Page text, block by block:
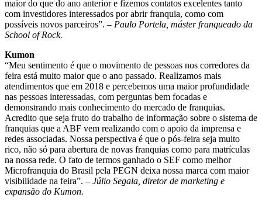
maior do que do ano anterior e fizemos contatos excelentes tanto
com investidores interessados por abrir franquia, como com
possíveis novos parceiros”. – Paulo Portela, máster franqueado da
School of Rock.
Kumon
“Meu sentimento é que o movimento de pessoas nos corredores da
feira está muito maior que o ano passado. Realizamos mais
atendimentos que em 2018 e percebemos uma maior profundidade
nas pessoas interessadas, com perguntas bem focadas e
demonstrando mais conhecimento do mercado de franquias.
Acredito que seja fruto do trabalho de informação sobre o sistema de
franquias que a ABF vem realizando com o apoio da imprensa e
redes associadas. Nossa perspectiva é que o pós-feira seja muito
rico, não só para abertura de novas franquias como para matrículas
na nossa rede. O fato de termos ganhado o SEF como melhor
Microfranquia do Brasil pela PEGN deixa nossa marca com maior
visibilidade na feira”. – Júlio Segala, diretor de marketing e
expansão do Kumon.